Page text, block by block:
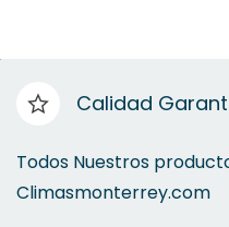
Calidad
Todos Nuestros
Climasmonterrey.com